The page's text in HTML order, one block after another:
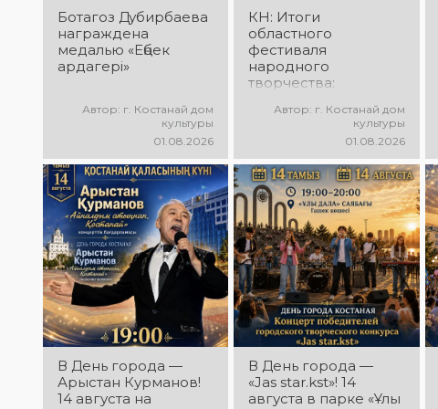
Ботагоз Дубирбаева
награждена
медалью «Еңбек
ардагері»
Автор: г. Костанай дом
культуры
01.08.2026
КН: Итоги
областного
фестиваля
народного
творчества:
Автор: г. Костанай дом
культуры
01.08.2026
В День города —
Арыстан Курманов!
14 августа на
В День города —
«Jas star.kst»! 14
августа в парке «Ұлы